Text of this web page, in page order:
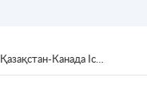
Қазақстан-Канада Іскерлік кеңесінің отырысы